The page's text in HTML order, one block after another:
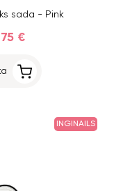
sada - Pink
€
INGINAILS